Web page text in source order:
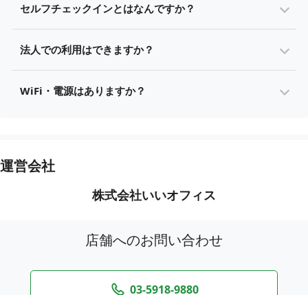
セルフチェックインとはなんですか？
法人での利用はできますか？
WiFi・電源はありますか？
運営会社
株式会社いいオフィス
店舗へのお問い合わせ
03-5918-9880